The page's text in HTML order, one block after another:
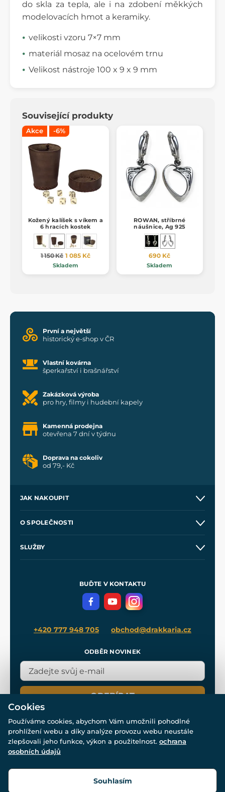
do skla za tepla, ale i na zdobení měkkých
modelovacích hmot a keramiky.
velikosti vzoru 7×7 mm
materiál mosaz na ocelovém trnu
Velikost nástroje 100 x 9 x 9 mm
Související produkty
Akce -6%
Kožený kalíšek s víkem a
6 hracích kostek
1 150 Kč 1 085 Kč
Skladem
ROWAN, stříbrné
náušnice, Ag 925
690 Kč
Skladem
První a největší
historický e-shop v ČR
Vlastní kovárna
šperkařství i brašnářství
Zakázková výroba
pro hry, filmy i hudební kapely
Kamenná prodejna
otevřena 7 dní v týdnu
Doprava na cokoliv
od 79,- Kč
JAK NAKOUPIT
Velkoobchod
O SPOLEČNOSTI
SLUŽBY
Meče pro Kingdom Come
BUĎTE V KONTAKTU
+420 777 948 705 obchod@drakkaria.cz
ODBĚR NOVINEK
ODEBÍRAT
© Všechna práva vyhrazena. www.drakkaria.cz 2007-2026.
Cookies
Používáme cookies, abychom Vám umožnili pohodlné
prohlížení webu a díky analýze provozu webu neustále
zlepšovali jeho funkce, výkon a použitelnost. ochrana
osobních údajů
Souhlasím